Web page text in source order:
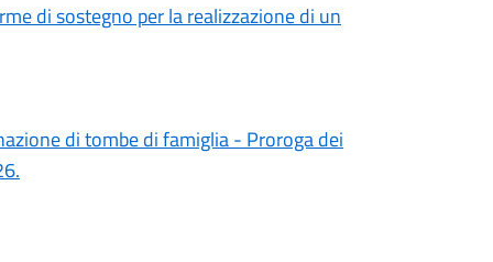
di sostegno per la realizzazione di un
di tombe di famiglia - Proroga dei